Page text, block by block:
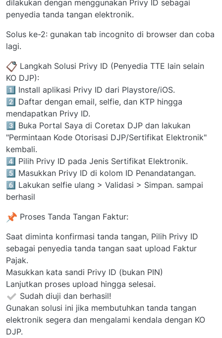
dilakukan dengan menggunakan Privy ID sebagai
penyedia tanda tangan elektronik.
Solus ke-2: gunakan tab incognito di browser dan coba
lagi.
Langkah Solusi Privy ID (Penyedia TTE lain selain
KO DJP):
1️⃣ Install aplikasi Privy ID dari Playstore/iOS.
2️⃣ Daftar dengan email, selfie, dan KTP hingga
mendapatkan Privy ID.
3️⃣ Buka Portal Saya di Coretax DJP dan lakukan
"Permintaan Kode Otorisasi DJP/Sertifikat Elektronik"
kembali.
4️⃣ Pilih Privy ID pada Jenis Sertifikat Elektronik.
5️⃣ Masukkan Privy ID di kolom ID Penandatangan.
6️⃣ Lakukan selfie ulang > Validasi > Simpan. sampai
berhasil
Proses Tanda Tangan Faktur:
Saat diminta konfirmasi tanda tangan, Pilih Privy ID
sebagai penyedia tanda tangan saat upload Faktur
Pajak.
Masukkan kata sandi Privy ID (bukan PIN)
Lanjutkan proses upload hingga selesai.
Sudah diuji dan berhasil!
Gunakan solusi ini jika membutuhkan tanda tangan
elektronik segera dan mengalami kendala dengan KO
DJP.